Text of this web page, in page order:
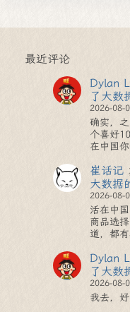
最近评论
Dylan
了大数
2026-08-
确实，
个喜好
在中国
崔话记
大数据
2026-08-
活在中
商品选
道，都
Dylan
了大数
2026-08-
我去，